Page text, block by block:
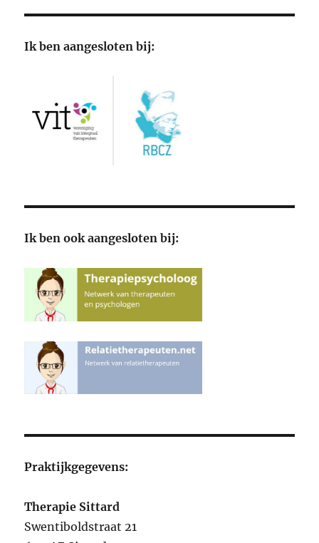
Ik ben aangesloten bij:
Ik ben ook aangesloten bij:
Praktijkgegevens:
Therapie Sittard
Swentiboldstraat 21